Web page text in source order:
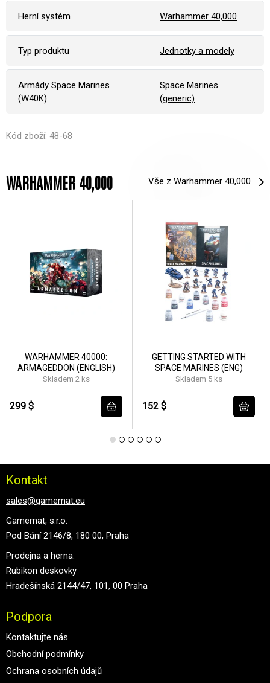
Herní systém Warhammer 40,000
Typ produktu Jednotky a modely
Armády Space Marines
(W40K)
Space Marines
(generic)
Kód zboží: 48-68
WARHAMMER 40,000 Vše z Warhammer 40,000
WARHAMMER 40000:
ARMAGEDDON (ENGLISH)
Skladem 2 ks
299 $
GETTING STARTED WITH
SPACE MARINES (ENG)
Skladem 5 ks
152 $
Kontakt
sales@gamemat.eu
Gamemat, s.r.o.
Pod Bání 2146/8, 180 00, Praha
Prodejna a herna:
Rubikon deskovky
Hradešínská 2144/47, 101, 00 Praha
Podpora
Kontaktujte nás
Obchodní podmínky
Ochrana osobních údajů